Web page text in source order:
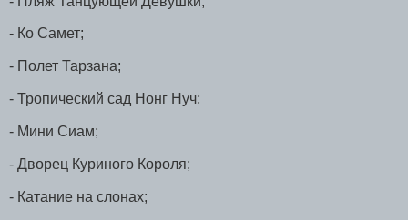
- Ко Самет;
- Полет Тарзана;
- Тропический сад Нонг Нуч;
- Мини Сиам;
- Дворец Куриного Короля;
- Катание на слонах;